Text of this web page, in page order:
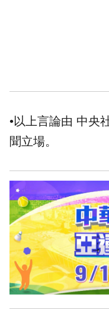
•以上言論由 中央
聞立場。